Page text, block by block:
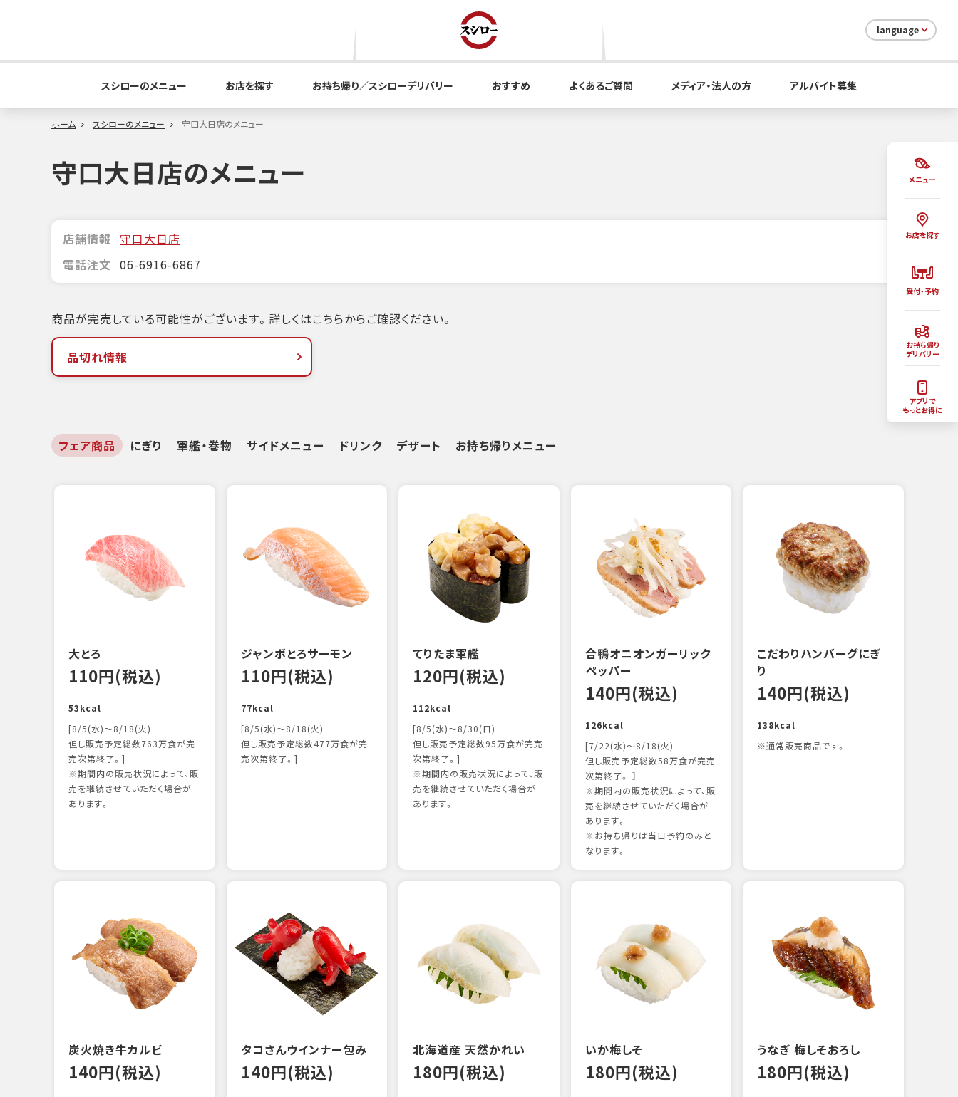
メニュー
お店を探す
受付・予約
お持ち帰り
デリバリー
アプリで
もっとお得に
language
スシローのメニュー お店を探す お持ち帰り／スシローデリバリー おすすめ よくあるご質問 メディア・法人の方 アルバイト募集
ホーム スシローのメニュー 守口大日店のメニュー
守口大日店のメニュー
店舗情報 守口大日店
電話注文 06-6916-6867
商品が完売している可能性がございます。詳しくはこちらからご確認ください。
品切れ情報
フェア商品 にぎり 軍艦・巻物 サイドメニュー ドリンク デザート お持ち帰りメニュー
大とろ
110円(税込)
53kcal
[8/5(水)～8/18(火)
但し販売予定総数763万食が完
売次第終了。]
※期間内の販売状況によって、販
売を継続させていただく場合が
あります。
ジャンボとろサーモン
110円(税込)
77kcal
[8/5(水)～8/18(火)
但し販売予定総数477万食が完
売次第終了。]
てりたま軍艦
120円(税込)
112kcal
[8/5(水)～8/30(日)
但し販売予定総数95万食が完売
次第終了。]
※期間内の販売状況によって、販
売を継続させていただく場合が
あります。
合鴨オニオンガーリック
ペッパー
140円(税込)
126kcal
[7/22(水)～8/18(火)
但し販売予定総数58万食が完売
次第終了。 ］
※期間内の販売状況によって、販
売を継続させていただく場合が
あります。
※お持ち帰りは当日予約のみと
なります。
こだわりハンバーグにぎ
り
140円(税込)
138kcal
※通常販売商品です。
炭火焼き牛カルビ
140円(税込)
タコさんウインナー包み
140円(税込)
北海道産 天然かれい
180円(税込)
いか梅しそ
180円(税込)
うなぎ 梅しそおろし
180円(税込)